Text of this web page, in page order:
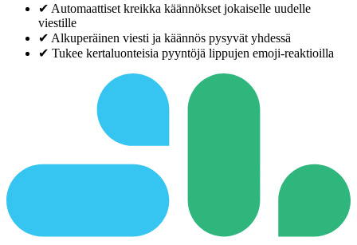
✔ Automaattiset kreikka käännökset jokaiselle uudelle
viestille
✔ Alkuperäinen viesti ja käännös pysyvät yhdessä
✔ Tukee kertaluonteisia pyyntöjä lippujen emoji-reaktioilla